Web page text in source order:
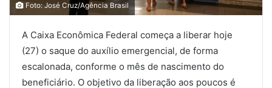
Foto: José Cruz/Agência Brasil
A Caixa Econômica Federal começa a liberar hoje
(27) o saque do auxílio emergencial, de forma
escalonada, conforme o mês de nascimento do
beneficiário. O objetivo da liberação aos poucos é